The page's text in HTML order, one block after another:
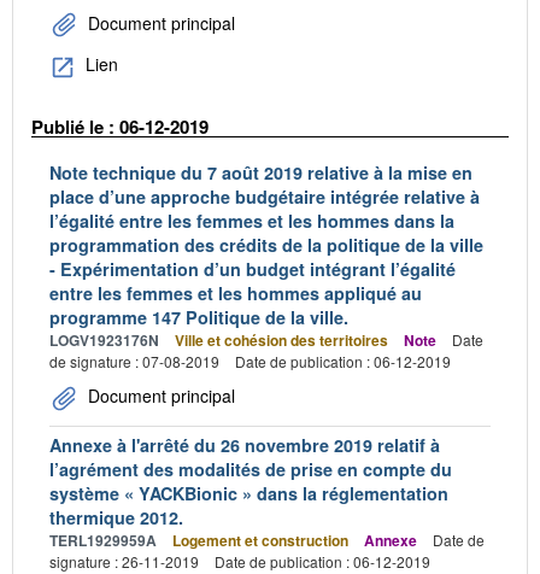
Document principal
Lien
Publié le : 06-12-2019
Note technique du 7 août 2019 relative à la mise en
place d’une approche budgétaire intégrée relative à
l’égalité entre les femmes et les hommes dans la
programmation des crédits de la politique de la ville
- Expérimentation d’un budget intégrant l’égalité
entre les femmes et les hommes appliqué au
programme 147 Politique de la ville.
LOGV1923176N Ville et cohésion des territoires Note
Date
de signature : 07-08-2019
Date de publication : 06-12-2019
Document principal
Annexe à l'arrêté du 26 novembre 2019 relatif à
l’agrément des modalités de prise en compte du
système « YACKBionic » dans la réglementation
thermique 2012.
TERL1929959A Logement et construction Annexe
Date de
signature : 26-11-2019
Date de publication : 06-12-2019